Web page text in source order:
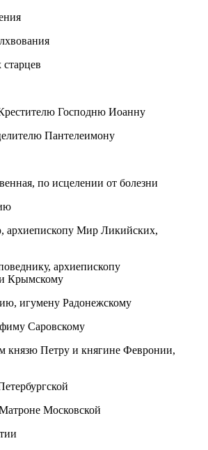
Господню Иоанну
Пантелеимону
по исцелении от болезни
архиепископу Мир Ликийских,
архиепископу
Крымскому
игумену Радонежскому
Саровскому
князю Петру и княгине Февронии,
Московской